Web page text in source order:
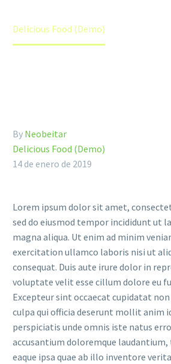
Delicious Food (Demo)
By Neobeitar
Delicious Food (Demo)
14 de enero de 2019
Lorem ipsum dolor sit amet,
sed do eiusmod tempor incididunt ut
magna aliqua. Ut enim ad minim
exercitation ullamco laboris nisi ut
consequat. Duis aute irure dolor in
voluptate velit esse cillum dolore eu
Excepteur sint occaecat cupidatat
culpa qui officia deserunt mollit anim
perspiciatis unde omnis iste natus
accusantium doloremque
eaque ipsa quae ab illo inventore